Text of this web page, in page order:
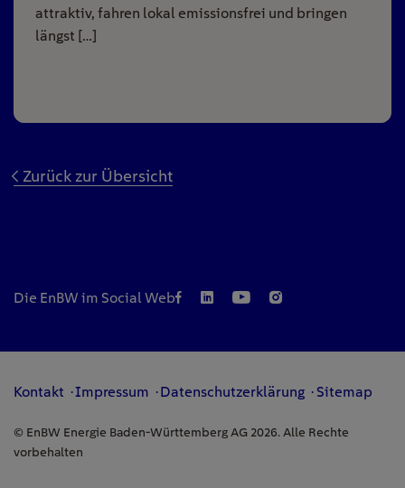
attraktiv, fahren lokal emissionsfrei und bringen
längst […]
Zurück zur Übersicht
Die EnBW im Social Web
Kontakt Impressum Datenschutzerklärung Sitemap
© EnBW Energie Baden-Württemberg AG 2026. Alle Rechte
vorbehalten